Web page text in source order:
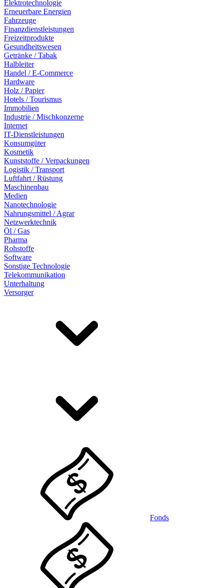
Elektrotechnologie
Erneuerbare Energien
Fahrzeuge
Finanzdienstleistungen
Freizeitprodukte
Gesundheitswesen
Getränke / Tabak
Halbleiter
Handel / E-Commerce
Hardware
Holz / Papier
Hotels / Tourismus
Immobilien
Industrie / Mischkonzerne
Internet
IT-Dienstleistungen
Konsumgüter
Kosmetik
Kunststoffe / Verpackungen
Logistik / Transport
Luftfahrt / Rüstung
Maschinenbau
Medien
Nanotechnologie
Nahrungsmittel / Agrar
Netzwerktechnik
Öl / Gas
Pharma
Rohstoffe
Software
Sonstige Technologie
Telekommunikation
Unterhaltung
Versorger
Fonds